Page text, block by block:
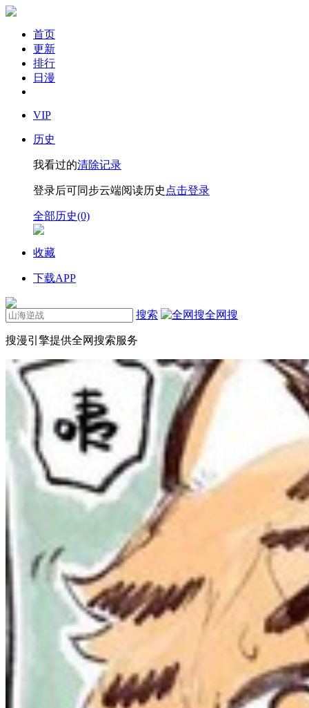
首页
更新
排行
日漫
VIP
历史
我看过的清除记录
登录后可同步云端阅读历史 点击登录
全部历史(0)
收藏
下载APP
搜索 全网搜
搜漫引擎提供全网搜索服务